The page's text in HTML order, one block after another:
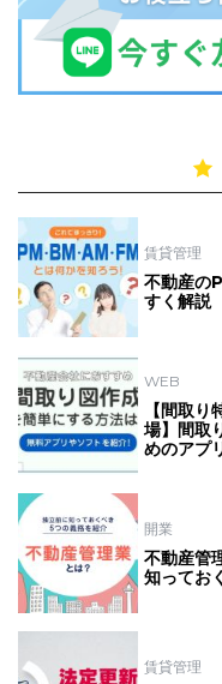
賃貸管理
不動産の
すく解説
WEB
【間取
場】間取
めのアプ
開業
不動産管
知ってお
賃貸管理